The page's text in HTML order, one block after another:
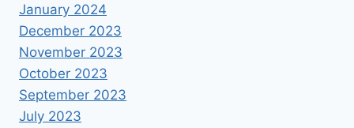
January 2024
December 2023
November 2023
October 2023
September 2023
July 2023